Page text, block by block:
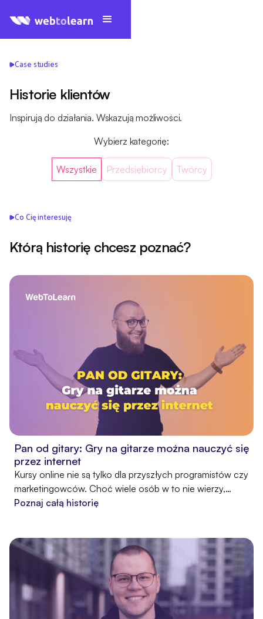
Case studies
Historie klientów
Inspirują do działania. Wskazują możliwości.
Wybierz kategorię:
Wszystkie Przedsiębiorcy Twórcy
Co Cię interesuję
Którą historię chcesz poznać?
Pan od gitary: Gry na gitarze można nauczyć się
przez internet
Kursy online nie są tylko dla przyszłych programistów czy
marketingowców. Choć wiele osób w to nie wierzy,
można dzięki nim nauczyć się również tańczyć, ale i grać
muzykiem, ale również twórcą kursów internetowych i
popularnym YouTuberem. Ostatnio opowiedział nam o
tym, jak zaczęła się jego przygoda z nauczaniem online.
Poznaj całą historię